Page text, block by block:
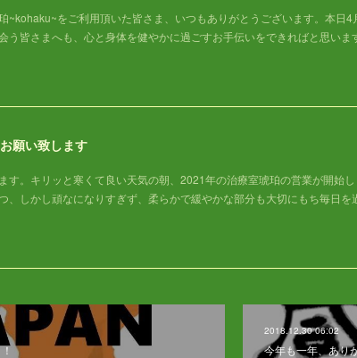
をご利用頂いた皆さま、いつもありがとうございます。本日4
う皆さまへも、心と身体を健やかに過ごすお手伝いをできればと思いま
願い致します
す。キリッと寒くて良い天気の朝、2021年の治療室琥珀の営業が開始
、しかし頑なになりすぎず、柔らかで緩やかな部分も大切にもち毎日を
2018.12.30 06:02
今年も一年、あり